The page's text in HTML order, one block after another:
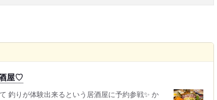
屋♡
釣りが体験出来るという居酒屋に予約参戦✨ か